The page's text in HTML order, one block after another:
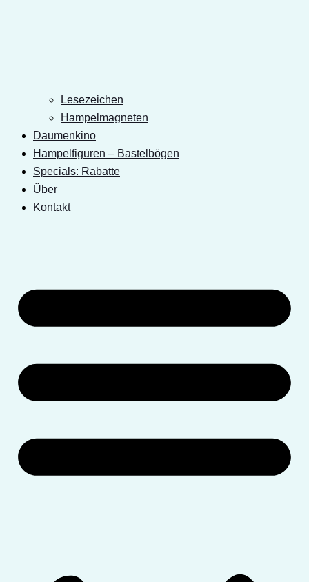
Lesezeichen
Hampelmagneten
Daumenkino
Hampelfiguren – Bastelbögen
Specials: Rabatte
Über
Kontakt